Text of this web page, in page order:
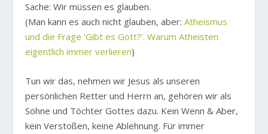
Sache: Wir müssen es glauben.
(Man kann es auch nicht glauben, aber:Atheismus
und die Frage ‘Gibt es Gott?’. Warum Atheisten
eigentlich immer verlieren)
Tun wir das, nehmen wir Jesus als unseren
persönlichen Retter und Herrn an, gehören wir als
Söhne und Töchter Gottes dazu. Kein Wenn & Aber,
kein Verstoßen, keine Ablehnung. Für immer